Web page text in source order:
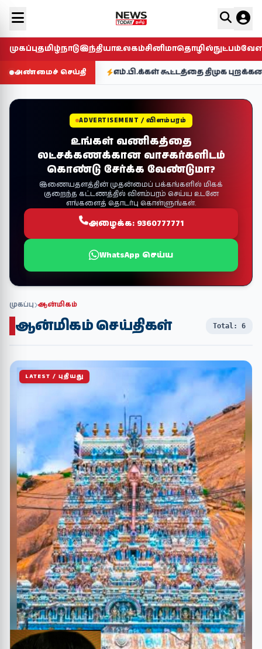
முகப்புதமிழ்நாடுஇந்தியாஉலகம்சினிமாதொழில்நுட்பம்
அண்மைச் செய்திஎம்.பி.க்கள் கூட்டத்தை திமுக புறக்கணித்தது .
ADVERTISEMENT / விளம்பரம்
உங்கள் வணிகத்தை
லட்சக்கணக்கான வாசகர்களிடம்
கொண்டு சேர்க்க வேண்டுமா?
இணையதளத்தின் முதன்மைப் பக்கங்களில் மிகக்
குறைந்த கட்டணத்தில் விளம்பரம் செய்ய உடனே
எங்களைத் தொடர்பு கொள்ளுங்கள்.
அழைக்க: 9360777771
WhatsApp செய்ய
முகப்பு ஆன்மிகம்
ஆன்மிகம் செய்திகள் Total: 6
LATEST / புதியது